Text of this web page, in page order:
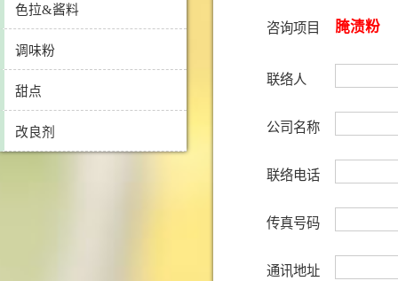
咨询项目 腌渍粉
联络人
公司名称
联络电话
传真号码
通讯地址
色拉&酱料
调味粉
甜点
改良剂